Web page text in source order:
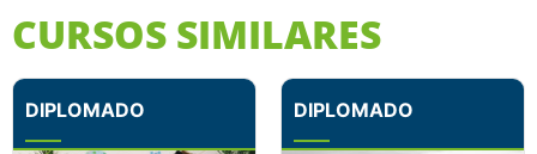
CURSOS SIMILARES
DIPLOMADO DIPLOMADO